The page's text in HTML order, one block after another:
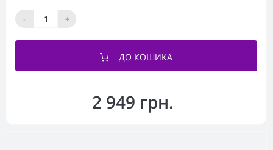
2 949 грн.
- +
ДО КОШИКА